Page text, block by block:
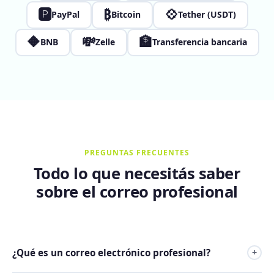
🅿PayPal ₿Bitcoin 💠Tether (USDT)
🔶BNB 💸Zelle 🏦Transferencia bancaria
PREGUNTAS FRECUENTES
Todo lo que necesitás saber
sobre el correo profesional
¿Qué es un correo electrónico profesional? +